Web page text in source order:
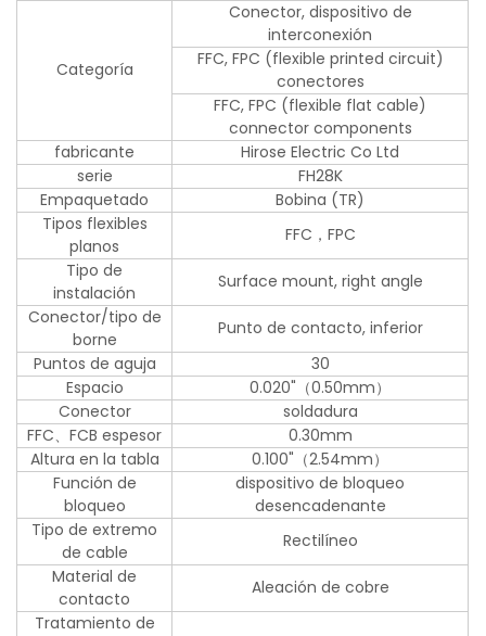
Categoría
Conector, dispositivo de
interconexión
FFC, FPC (flexible printed circuit)
conectores
FFC, FPC (flexible flat cable)
connector components
fabricante
Hirose Electric Co Ltd
serie
FH28K
Empaquetado
Bobina (TR)
Tipos flexibles
planos
FFC，FPC
Tipo de
instalación
Surface mount, right angle
Conector/tipo de
borne
Punto de contacto, inferior
Puntos de aguja
30
Espacio
0.020"（0.50mm）
Conector
soldadura
FFC、FCB espesor
0.30mm
Altura en la tabla
0.100"（2.54mm）
Función de
bloqueo
dispositivo de bloqueo
desencadenante
Tipo de extremo
de cable
Rectilíneo
Material de
contacto
Aleación de cobre
Tratamiento de